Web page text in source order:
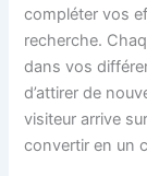
compléter vos
recherche.
dans vos
d’attirer de
visiteur arrive
convertir en un